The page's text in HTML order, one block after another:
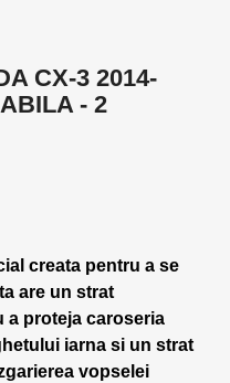
CX-3 2014-
- 2
creata pentru a se
are un strat
a proteja caroseria
iarna si un strat
vopselei